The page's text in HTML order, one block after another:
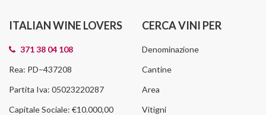
ITALIAN WINE LOVERS
371 38 04 108
Rea: PD–437208
Partita Iva: 05023220287
Capitale Sociale: €10.000,00
CERCA VINI PER
Denominazione
Cantine
Area
Vitigni